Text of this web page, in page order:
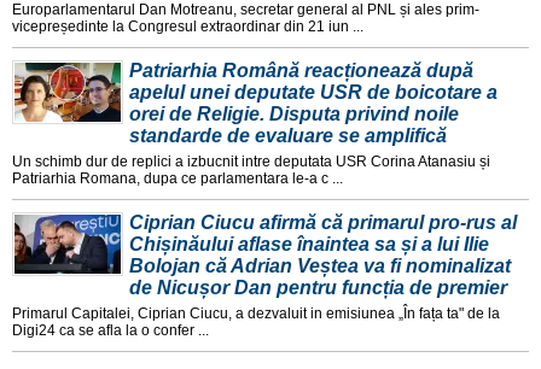
Europarlamentarul Dan Motreanu, secretar general al PNL și ales prim-
vicepreședinte la Congresul extraordinar din 21 iun ...
Patriarhia Română reacționează după
apelul unei deputate USR de boicotare a
orei de Religie. Disputa privind noile
standarde de evaluare se amplifică
Un schimb dur de replici a izbucnit intre deputata USR Corina Atanasiu și
Patriarhia Romana, dupa ce parlamentara le-a c ...
Ciprian Ciucu afirmă că primarul pro-rus al
Chișinăului aflase înaintea sa și a lui Ilie
Bolojan că Adrian Veștea va fi nominalizat
de Nicușor Dan pentru funcția de premier
Primarul Capitalei, Ciprian Ciucu, a dezvaluit in emisiunea „În fața ta" de la
Digi24 ca se afla la o confer ...